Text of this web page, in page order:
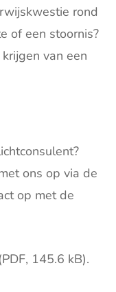
rond
of een stoornis?
van een
ons op via de
op met de
145.6 kB).